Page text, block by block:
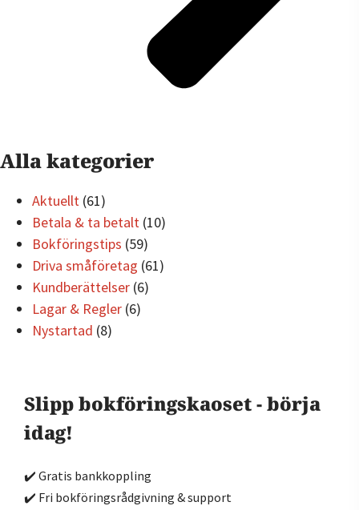
Alla kategorier
Aktuellt (61)
Betala & ta betalt (10)
Bokföringstips (59)
Driva småföretag (61)
Kundberättelser (6)
Lagar & Regler (6)
Nystartad (8)
Slipp bokföringskaoset - börja
idag!
✔️ Gratis bankkoppling
✔️ Fri bokföringsrådgivning & support